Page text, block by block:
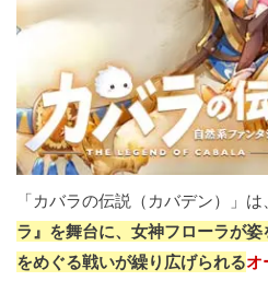
「カバラの伝説（カバデン）」は、
ラ』を舞台に、女神フローラが姿
をめぐる戦いが繰り広げられるオ